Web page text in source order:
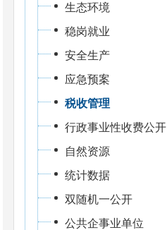
生态环境
稳岗就业
安全生产
应急预案
税收管理
行政事业性收费公开
自然资源
统计数据
双随机一公开
公共企事业单位